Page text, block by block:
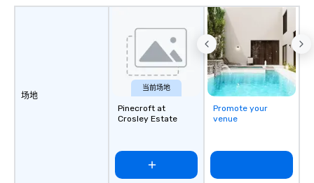
场地
当前场地
Pinecroft at
Crosley Estate
Promote your
venue